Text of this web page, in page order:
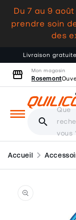
Du 7 au 9
prendre soin
des
Livraison
Mon magasin
storefront Rosemont
search
Que
vous
Accueil chevron_right